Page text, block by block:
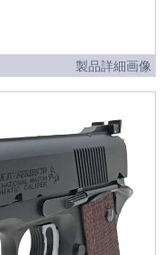
製品詳細画像